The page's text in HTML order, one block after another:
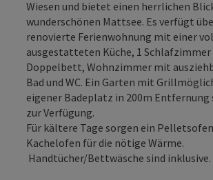
Wiesen und bietet einen herrlichen
wunderschönen Mattsee. Es verfügt
renovierte Ferienwohnung mit einer
ausgestatteten Küche, 1
Doppelbett, Wohnzimmer mit
Bad und WC. Ein Garten mit
eigener Badeplatz in 200m Entfernung
zur Verfügung.
Für kältere Tage sorgen ein
Kachelofen für die nötige Wärme.
Handtücher/Bettwäsche sind inklusive.